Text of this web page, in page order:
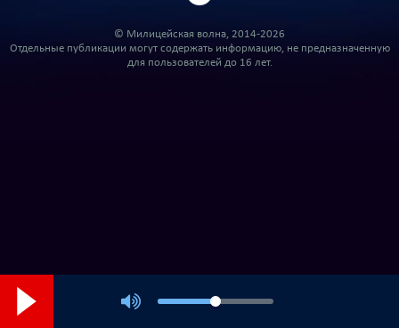
© Милицейская волна, 2014-2026
Отдельные публикации могут содержать информацию, не предназначенную
для пользователей до 16 лет.